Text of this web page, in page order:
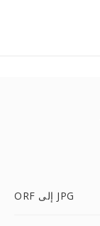
ORF إلى JPG